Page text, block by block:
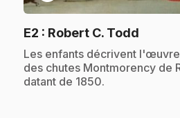
E2 : Robert C. Todd
.Les enfants décrivent
des chutes Montmorency de
datant de 1850.